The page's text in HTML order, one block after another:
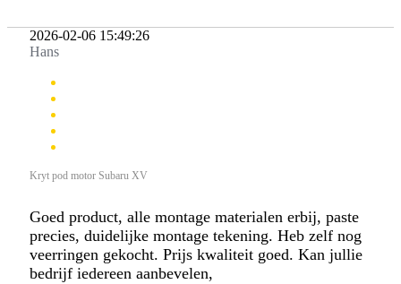
2026-02-06 15:49:26
Hans
Kryt pod motor Subaru XV
Goed product, alle montage materialen erbij, paste
precies, duidelijke montage tekening. Heb zelf nog
veerringen gekocht. Prijs kwaliteit goed. Kan jullie
bedrijf iedereen aanbevelen,